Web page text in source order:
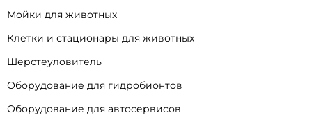
Мойки для животных
Клетки и стационары для животных
Шерстеуловитель
Оборудование для гидробионтов
Оборудование для автосервисов